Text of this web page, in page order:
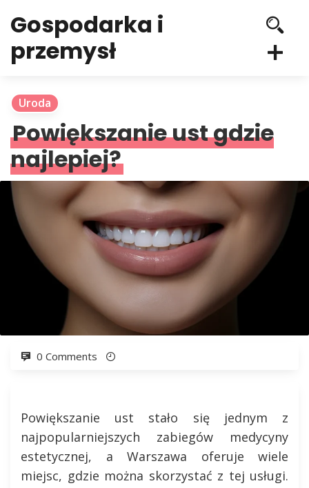
Gospodarka i
przemysł
Uroda
Powiększanie ust gdzie
najlepiej?
0 Comments
Powiększanie ust stało się jednym z
najpopularniejszych zabiegów medycyny
estetycznej, a Warszawa oferuje wiele
miejsc, gdzie można skorzystać z tej usługi.